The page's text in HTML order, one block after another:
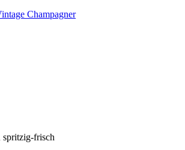
Champagner
spritzig-frisch